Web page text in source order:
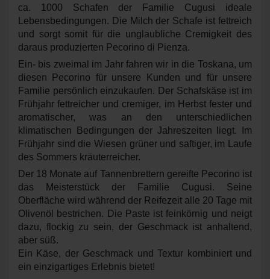
ca. 1000 Schafen der Familie Cugusi ideale
Lebensbedingungen. Die Milch der Schafe ist fettreich
und sorgt somit für die unglaubliche Cremigkeit des
daraus produzierten Pecorino di Pienza.
Ein- bis zweimal im Jahr fahren wir in die Toskana, um
diesen Pecorino für unsere Kunden und für unsere
Familie persönlich einzukaufen. Der Schafskäse ist im
Frühjahr fettreicher und cremiger, im Herbst fester und
aromatischer, was an den unterschiedlichen
klimatischen Bedingungen der Jahreszeiten liegt. Im
Frühjahr sind die Wiesen grüner und saftiger, im Laufe
des Sommers kräuterreicher.
Der 18 Monate auf Tannenbrettern gereifte Pecorino ist
das Meisterstück der Familie Cugusi. Seine
Oberfläche wird während der Reifezeit alle 20 Tage mit
Olivenöl bestrichen. Die Paste ist feinkörnig und neigt
dazu, flockig zu sein, der Geschmack ist anhaltend,
aber süß.
Ein Käse, der Geschmack und Textur kombiniert und
ein einzigartiges Erlebnis bietet!